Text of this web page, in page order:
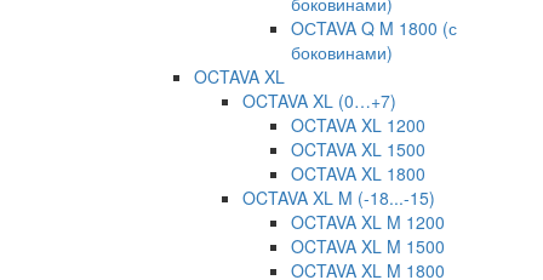
OСTAVA Q M 1800 (с
боковинами)
OCTAVA XL
OCTAVA XL (0…+7)
OCTAVA XL 1200
OCTAVA XL 1500
OCTAVA XL 1800
OCTAVA XL M (-18...-15)
OCTAVA XL M 1200
OCTAVA XL M 1500
OCTAVA XL M 1800